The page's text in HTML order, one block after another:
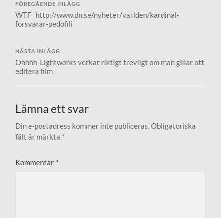
FÖREGÅENDE INLÄGG
WTF http://www.dn.se/nyheter/varlden/kardinal-
forsvarar-pedofili
NÄSTA INLÄGG
Ohhhh Lightworks verkar riktigt trevligt om man gillar att
editera film
Lämna ett svar
Din e-postadress kommer inte publiceras. Obligatoriska
fält är märkta *
Kommentar *